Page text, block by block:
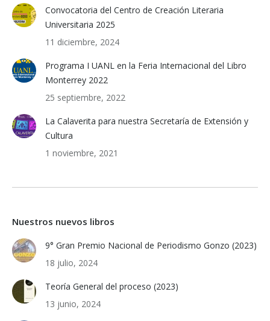
Convocatoria del Centro de Creación Literaria
Universitaria 2025
11 diciembre, 2024
Programa I UANL en la Feria Internacional del Libro
Monterrey 2022
25 septiembre, 2022
La Calaverita para nuestra Secretaría de Extensión y
Cultura
1 noviembre, 2021
Nuestros nuevos libros
9° Gran Premio Nacional de Periodismo Gonzo (2023)
18 julio, 2024
Teoría General del proceso (2023)
13 junio, 2024